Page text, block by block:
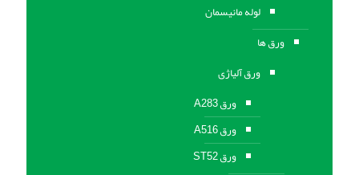
لوله مانیسمان
ورق ها
ورق آلیاژی
ورق A283
ورق A516
ورق ST52